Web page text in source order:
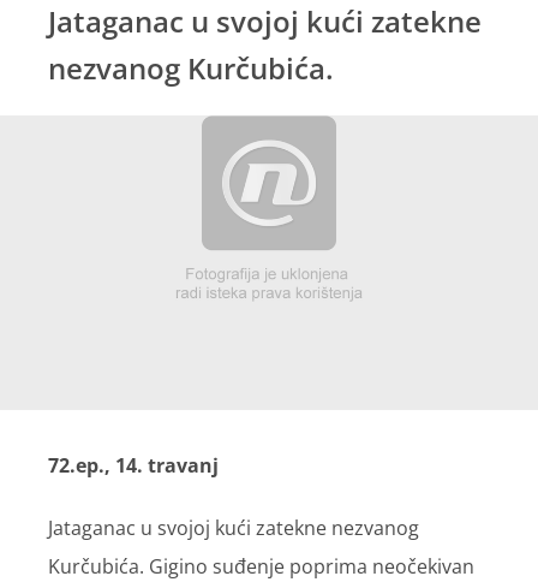
Jataganac u svojoj kući zatekne
nezvanog Kurčubića.
72.ep., 14. travanj
Jataganac u svojoj kući zatekne nezvanog
Kurčubića. Gigino suđenje poprima neočekivan